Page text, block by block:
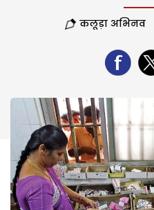
कलूड़ा अभिनव